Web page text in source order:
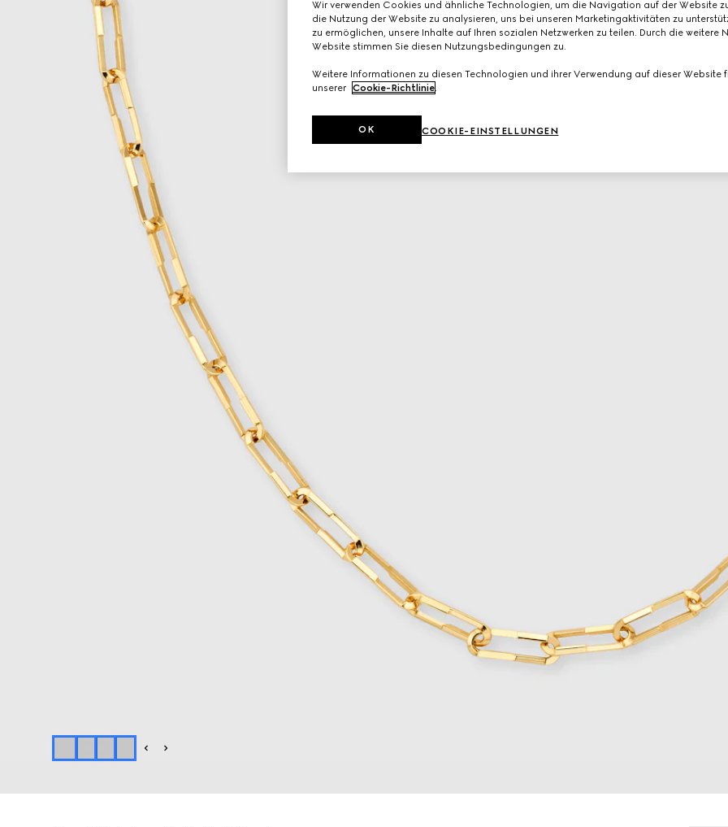
Wir verwenden Cookies und ähnliche Technologien, um die Navigation auf der Website
die Nutzung der Website zu analysieren, uns bei unseren Marketingaktivitäten zu
zu ermöglichen, unsere Inhalte auf Ihren sozialen Netzwerken zu teilen. Durch die weitere
Website stimmen Sie diesen Nutzungsbedingungen zu.
Weitere Informationen zu diesen Technologien und ihrer Verwendung auf dieser Website
unserer Cookie-Richtlinie
COOKIE-EINSTELLUNGEN
OK